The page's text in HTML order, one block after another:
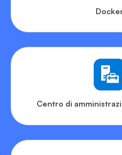
Centro di